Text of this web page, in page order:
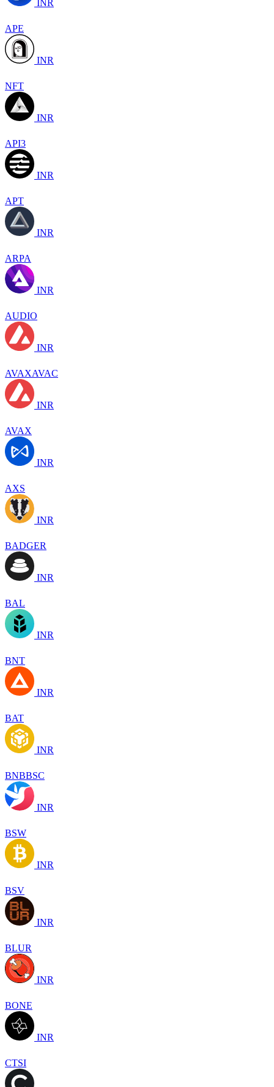
INR
APE
INR
NFT
INR
API3
INR
APT
INR
ARPA
INR
AUDIO
INR
AVAXAVAC
INR
AVAX
INR
AXS
INR
BADGER
INR
BAL
INR
BNT
INR
BAT
INR
BNBBSC
INR
BSW
INR
BSV
INR
BLUR
INR
BONE
INR
CTSI